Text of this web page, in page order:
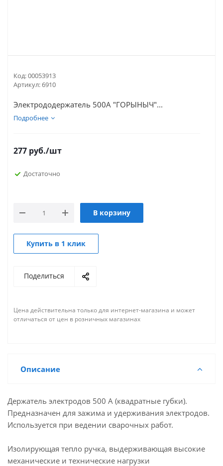
Код:00053913
Артикул:6910
Электрододержатель 500А "ГОРЫНЫЧ"...
Подробнее
277 руб./шт
Достаточно
В корзину
Купить в 1 клик
Поделиться
Цена действительна только для интернет-магазина и может
отличаться от цен в розничных магазинах
Описание
Держатель электродов 500 А (квадратные губки).
Предназначен для зажима и удерживания электродов.
Используется при ведении сварочных работ.
Изолирующая тепло ручка, выдерживающая высокие
механические и технические нагрузки